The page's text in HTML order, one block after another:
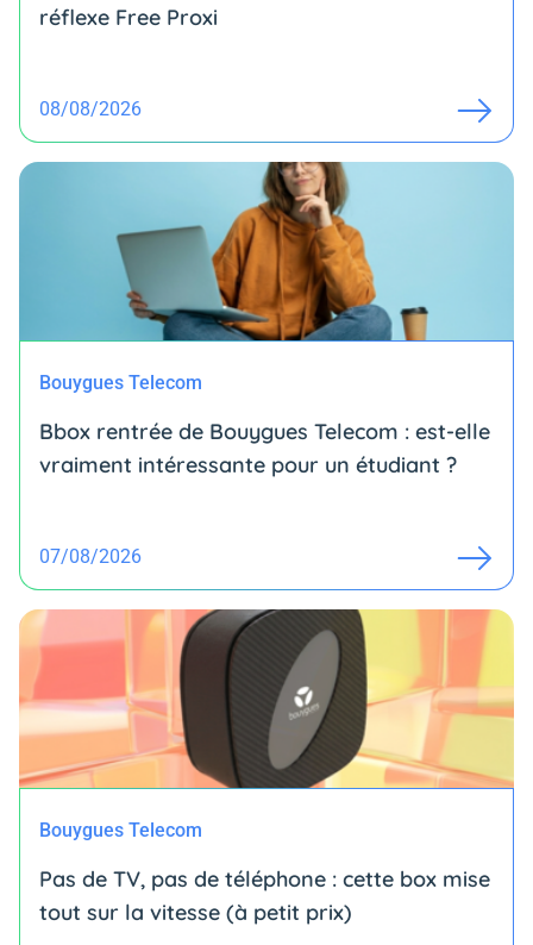
réflexe Free Proxi
08/08/2026
Bouygues Telecom
Bbox rentrée de Bouygues Telecom : est-elle
vraiment intéressante pour un étudiant ?
07/08/2026
Bouygues Telecom
Pas de TV, pas de téléphone : cette box mise
tout sur la vitesse (à petit prix)